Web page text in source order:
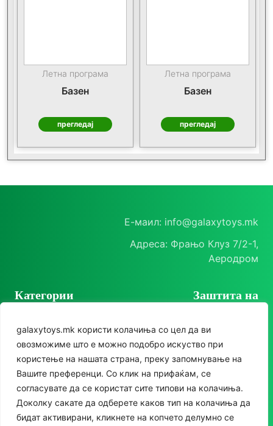
galaxytoys.mk користи колачиња со цел да ви
овозможиме што е можно подобро искуство при
користење на нашата страна, преку запомнување на
Вашите преференци. Со клик на прифаќам, се
согласувате да се користат сите типови на колачиња.
Доколку сакате да одберете каков тип на колачиња да
бидат активирани, кликнете на копчето делумно се
Летна програма
Базен
прегледај
Летна програма
Базен
прегледај
Е-маил: info@galaxytoys.mk
Адреса: Фрањо Клуз 7/2-1,
Аеродром
Категории
Сезонска опрема
Друштвени игри
За двор
Едукативни
Заштита на
Политика на
приватност
Политика за колачиња
Следете нè
Instagram
Facebook